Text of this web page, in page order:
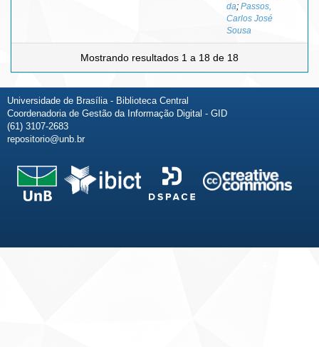
da; Passos,
Carlos José
Sousa
Mostrando resultados 1 a 18 de 18
Universidade de Brasília - Biblioteca Central
Coordenadoria de Gestão da Informação Digital - GID
(61) 3107-2683
repositorio@unb.br